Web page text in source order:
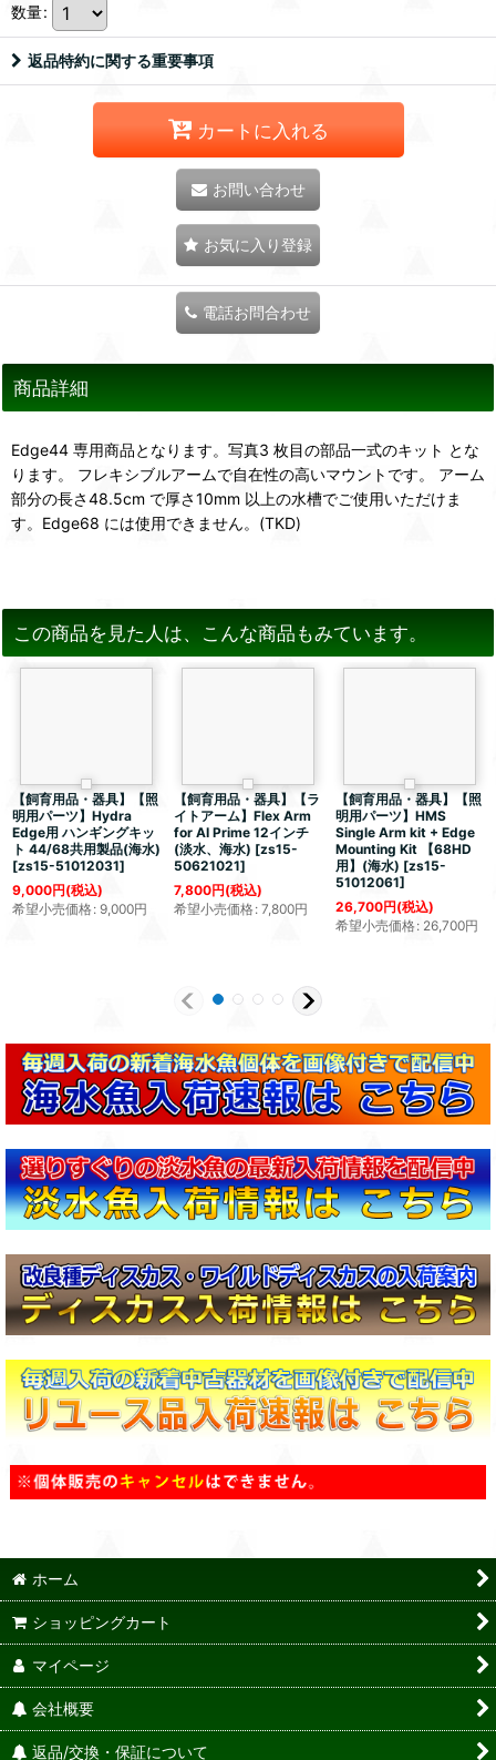
数量:
返品特約に関する重要事項
カートに入れる
お問い合わせ
お気に入り登録
電話お問合わせ
商品詳細
Edge44 専用商品となります。写真3 枚目の部品一式のキット とな
ります。 フレキシブルアームで自在性の高いマウントです。 アーム
部分の長さ48.5cm で厚さ10mm 以上の水槽でご使用いただけま
す。Edge68 には使用できません。(TKD)
この商品を見た人は、こんな商品もみています。
【飼育用品・器具】【照
明用パーツ】Hydra
Edge用 ハンギングキッ
ト 44/68共用製品(海水)
[zs15-51012031]
9,000円(税込)
希望小売価格: 9,000円
【飼育用品・器具】【ラ
イトアーム】Flex Arm
for AI Prime 12インチ
(淡水、海水) [zs15-
50621021]
7,800円(税込)
希望小売価格: 7,800円
【飼育用品・器具】【照
明用パーツ】HMS
Single Arm kit + Edge
Mounting Kit 【68HD
用】(海水) [zs15-
51012061]
26,700円(税込)
希望小売価格: 26,700円
ホーム
ショッピングカート
マイページ
会社概要
返品/交換・保証について